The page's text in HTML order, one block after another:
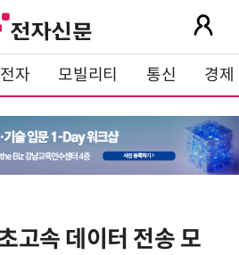
전자 모빌리티 통신 경제
고속 데이터 전송 모